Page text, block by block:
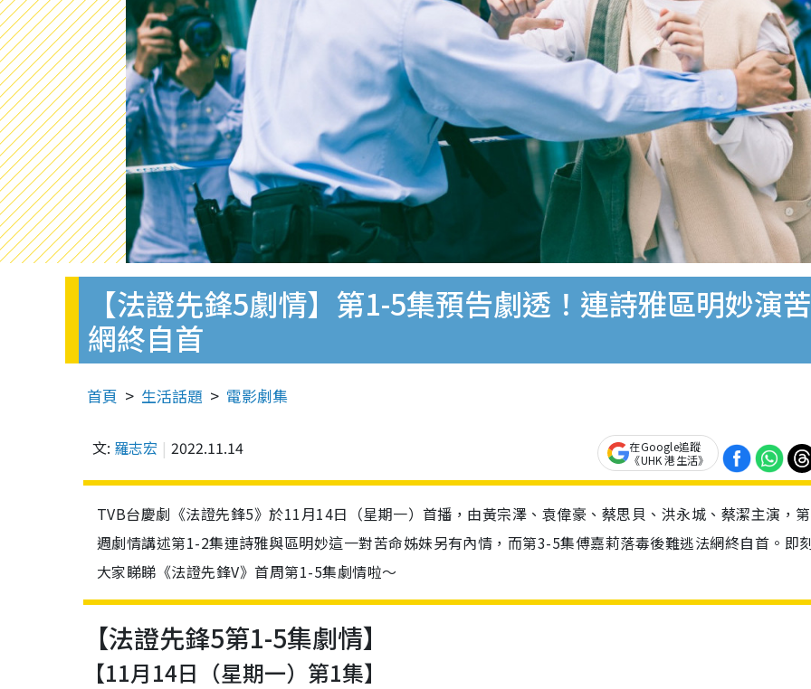
【法證先鋒5劇情】第1-5集預告劇透！連詩雅區明妙演
網終自首
首頁 生活話題 電影劇集
文: 羅志宏 2022.11.14
在Google追蹤
《UHK 港生活》
TVB台慶劇《法證先鋒5》於11月14日（星期一）首播，由黃宗澤、袁偉豪、蔡思貝、洪永城、蔡潔主演，
週劇情講述第1-2集連詩雅與區明妙這一對苦命姊妹另有內情，而第3-5集傅嘉莉落毒後難逃法網終自首。即
大家睇睇《法證先鋒V》首周第1-5集劇情啦～
【法證先鋒5第1-5集劇情】
【11月14日（星期一）第1集】